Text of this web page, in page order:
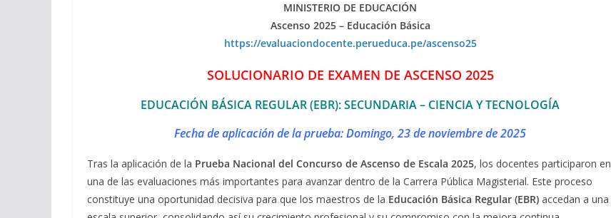
MINISTERIO DE EDUCACIÓN
Ascenso 2025 – Educación Básica
https://evaluaciondocente.perueduca.pe/ascenso25
SOLUCIONARIO DE EXAMEN DE ASCENSO 2025
EDUCACIÓN BÁSICA REGULAR (EBR): SECUNDARIA – CIENCIA Y TECNOLOGÍA
Fecha de aplicación de la prueba: Domingo, 23 de noviembre de 2025
Tras la aplicación de la Prueba Nacional del Concurso de Ascenso de Escala 2025, los docentes participaron en
una de las evaluaciones más importantes para avanzar dentro de la Carrera Pública Magisterial. Este proceso
constituye una oportunidad decisiva para que los maestros de la Educación Básica Regular (EBR) accedan a una